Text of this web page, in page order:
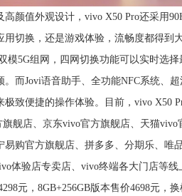
高颜值外观设计，vivo X50 Pro还采用
用切换，还是游戏体验，流畅度都得到
模5G组网，四网切换功能可以实时选
。而Jovi语音助手、全功能NFC系统、
极致便捷的操作体验。目前，vivo X50
旗舰店、京东vivo官方旗舰店、天猫
易购官方旗舰店、拼多多、分期乐、唯
体验店专卖店、vivo终端各大门店等
元，8GB+256GB版本售价4698元，